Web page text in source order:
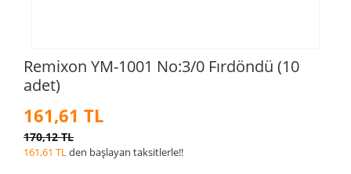
Remixon YM-1001 No:3/0 Fırdöndü (10
adet)
161,61 TL
170,12 TL
161,61 TLden başlayan taksitlerle!!